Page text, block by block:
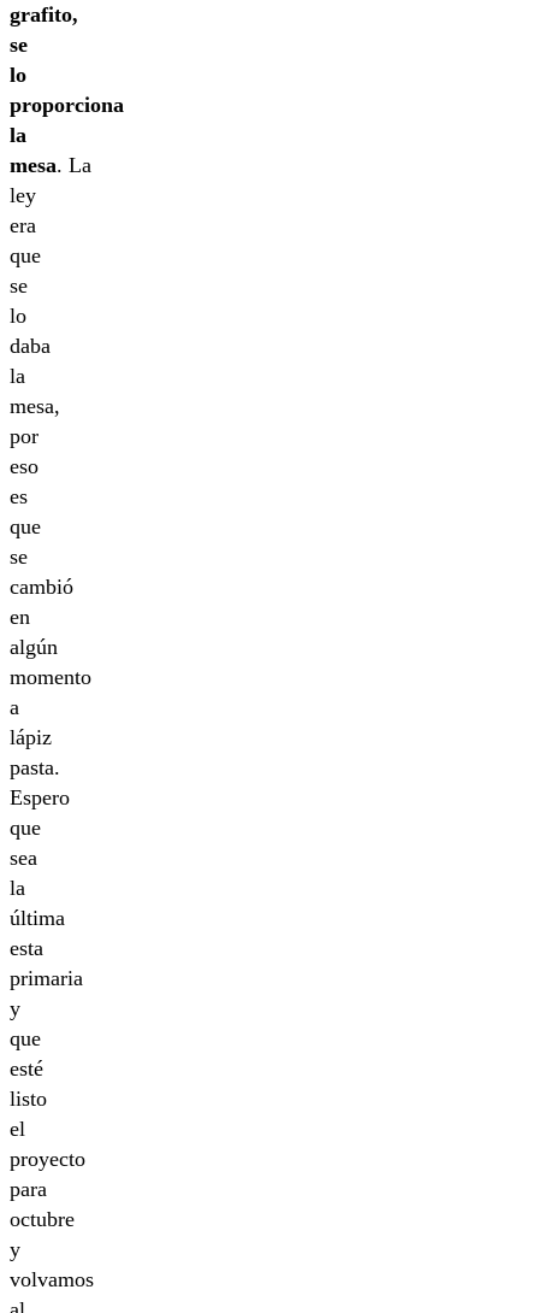
grafito,
se
lo
proporciona
la
mesa. La
ley
era
que
se
lo
daba
la
mesa,
por
eso
es
que
se
cambió
en
algún
momento
a
lápiz
pasta.
Espero
que
sea
la
última
esta
primaria
y
que
esté
listo
el
proyecto
para
octubre
y
volvamos